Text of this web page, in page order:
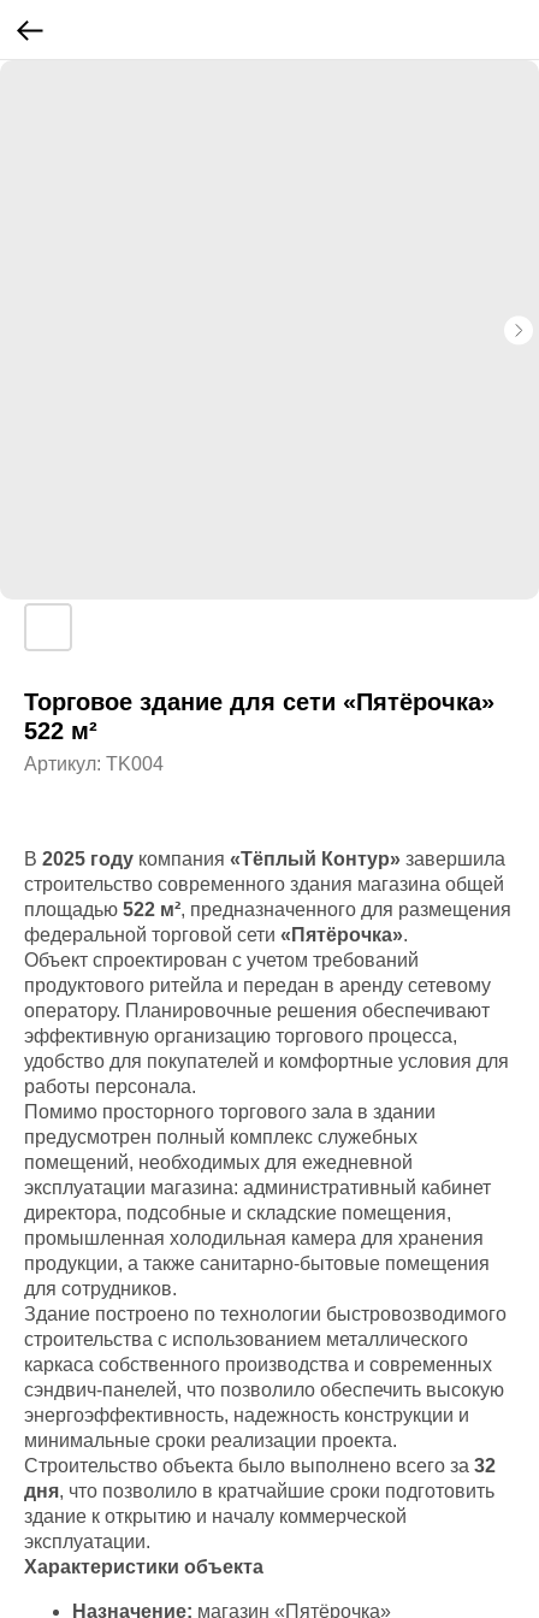
Торговое здание для сети «Пятёрочка»
522 м²
Артикул: TK004
В 2025 году компания «Тёплый Контур» завершила
строительство современного здания магазина общей
площадью 522 м², предназначенного для размещения
федеральной торговой сети «Пятёрочка».
Объект спроектирован с учетом требований
продуктового ритейла и передан в аренду сетевому
оператору. Планировочные решения обеспечивают
эффективную организацию торгового процесса,
удобство для покупателей и комфортные условия для
работы персонала.
Помимо просторного торгового зала в здании
предусмотрен полный комплекс служебных
помещений, необходимых для ежедневной
эксплуатации магазина: административный кабинет
директора, подсобные и складские помещения,
промышленная холодильная камера для хранения
продукции, а также санитарно-бытовые помещения
для сотрудников.
Здание построено по технологии быстровозводимого
строительства с использованием металлического
каркаса собственного производства и современных
сэндвич-панелей, что позволило обеспечить высокую
энергоэффективность, надежность конструкции и
минимальные сроки реализации проекта.
Строительство объекта было выполнено всего за 32
дня, что позволило в кратчайшие сроки подготовить
здание к открытию и началу коммерческой
эксплуатации.
Характеристики объекта
Назначение: магазин «Пятёрочка»